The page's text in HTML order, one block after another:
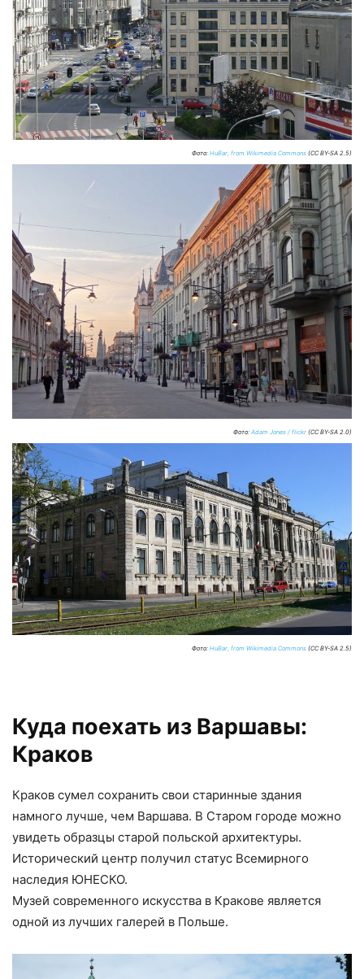
Фото: HuBar, from Wikimedia Commons (CC BY-SA 2.5)
Фото: Adam Jones / flickr (CC BY-SA 2.0)
Фото: HuBar, from Wikimedia Commons (CC BY-SA 2.5)
Куда поехать из Варшавы:
Краков
Краков сумел сохранить свои старинные здания
намного лучше, чем Варшава. В Старом городе можно
увидеть образцы старой польской архитектуры.
Исторический центр получил статус Всемирного
наследия ЮНЕСКО.
Музей современного искусства в Кракове является
одной из лучших галерей в Польше.